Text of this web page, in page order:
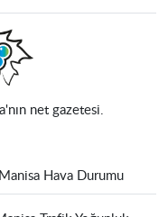
net gazetesi.
Manisa Hava Durumu